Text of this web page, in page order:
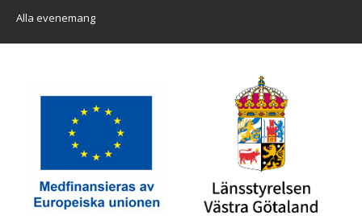
Alla evenemang